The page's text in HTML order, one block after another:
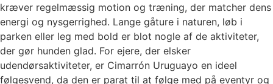
kræver regelmæssig motion og træning, der matcher dens
energi og nysgerrighed. Lange gåture i naturen, løb i
parken eller leg med bold er blot nogle af de aktiviteter,
der gør hunden glad. For ejere, der elsker
udendørsaktiviteter, er Cimarrón Uruguayo en ideel
følgesvend, da den er parat til at følge med på eventyr og